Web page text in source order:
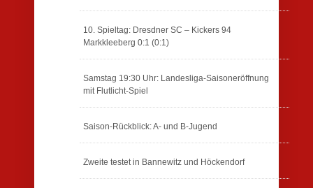
10. Spieltag: Dresdner SC – Kickers 94
Markkleeberg 0:1 (0:1)
Samstag 19:30 Uhr: Landesliga-Saisoneröffnung
mit Flutlicht-Spiel
Saison-Rückblick: A- und B-Jugend
Zweite testet in Bannewitz und Höckendorf